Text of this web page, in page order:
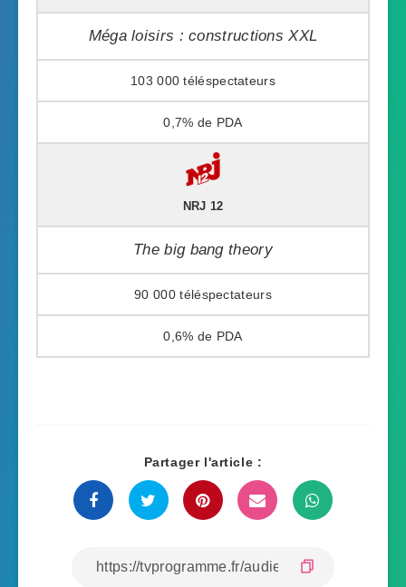
Méga loisirs : constructions XXL
103 000
0,7%
NRJ 12
The big bang theory
90 000
0,6%
Partager l'article :